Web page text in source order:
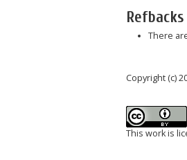
Refbacks
There
Copyright (c)
This work is